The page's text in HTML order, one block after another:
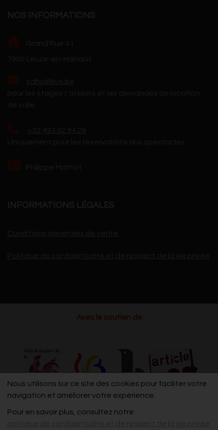
Nous utilisons sur ce site des cookies pour faciliter votre
navigation et améliorer votre expérience.
Pour en savoir plus, consultez notre
Avec le soutien de